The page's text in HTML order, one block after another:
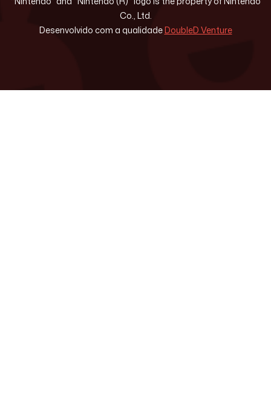
Co., Ltd.
Desenvolvido com a qualidadeDoubleD Venture